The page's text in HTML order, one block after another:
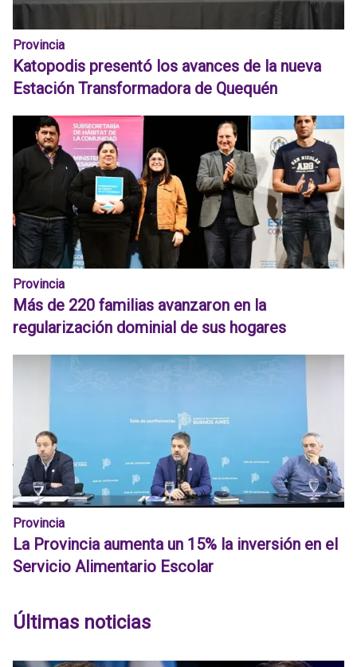
Provincia
Katopodis presentó los avances de la nueva
Estación Transformadora de Quequén
Provincia
Más de 220 familias avanzaron en la
regularización dominial de sus hogares
Provincia
La Provincia aumenta un 15% la inversión en el
Servicio Alimentario Escolar
Últimas noticias